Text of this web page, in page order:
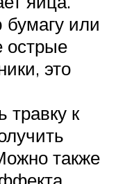
или
острые
это
травку к
также